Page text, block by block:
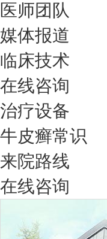
医师团队
媒体报道
临床技术
在线咨询
治疗设备
牛皮癣常识
来院路线
在线咨询